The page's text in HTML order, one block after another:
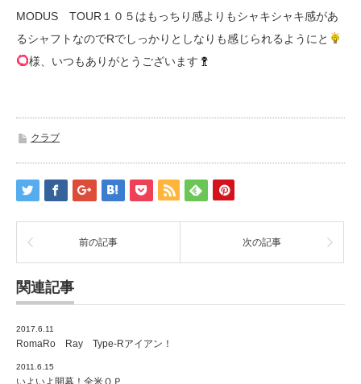
MODUS TOUR１０５はもっちり感よりもシャキシャキ感があ
るシャフトなのでRでしっかりとしなりも感じられるようにと
様、いつもありがとうございます
クラブ
前の記事 次の記事
関連記事
2017.6.11
RomaRo Ray Type-Rアイアン！
2011.6.15
いよいよ開幕！全米ＯＰ